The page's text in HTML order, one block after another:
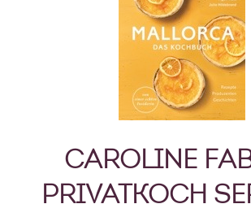
CAROLINE
PRIVATKOCH